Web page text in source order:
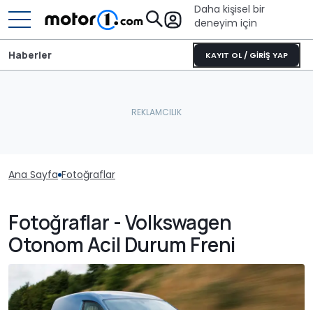
Daha kişisel bir
deneyim için
KAYIT OL / GİRİŞ YAP
Haberler
Ana Sayfa Fotoğraflar
Fotoğraflar - Volkswagen
Otonom Acil Durum Freni